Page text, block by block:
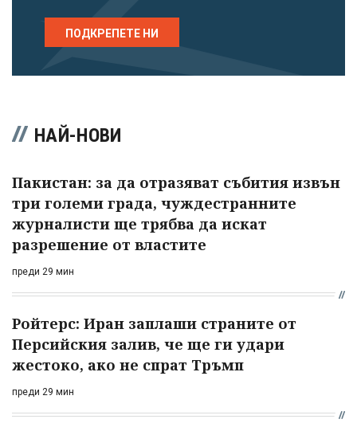
ПОДКРЕПЕТЕ НИ
НАЙ-НОВИ
Пакистан: за да отразяват събития извън
три големи града, чуждестранните
журналисти ще трябва да искат
разрешение от властите
преди 29 мин
Ройтерс: Иран заплаши страните от
Персийския залив, че ще ги удари
жестоко, ако не спрат Тръмп
преди 29 мин